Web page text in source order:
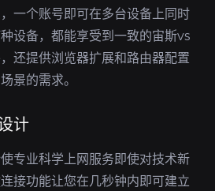
一个账号即可在多台设备上同时
设备，都能享受到一致的宙斯vs
还提供浏览器扩展和路由器配置
景的需求。
计
专业科学上网服务即使对技术新
接功能让您在几秒钟内即可建立